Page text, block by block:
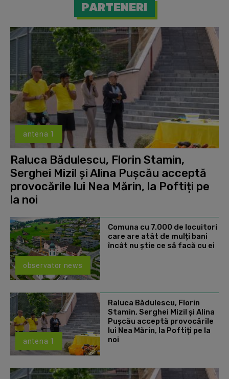
PARTENERI
antena 1
Raluca Bădulescu, Florin Stamin,
Serghei Mizil și Alina Pușcău acceptă
provocările lui Nea Mărin, la Poftiți pe
la noi
observator news
Comuna cu 7.000 de locuitori
care are atât de mulți bani
încât nu știe ce să facă cu ei
antena 1
Raluca Bădulescu, Florin
Stamin, Serghei Mizil și Alina
Pușcău acceptă provocările
lui Nea Mărin, la Poftiți pe la
noi